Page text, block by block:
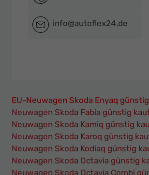
info@autoflex24.de
EU-Neuwagen Skoda Enyaq
Neuwagen Skoda Fabia günstig
Neuwagen Skoda Kamiq günstig
Neuwagen Skoda Karoq günstig
Neuwagen Skoda Kodiaq günstig
Neuwagen Skoda Octavia günstig
Neuwagen Skoda Octavia Combi